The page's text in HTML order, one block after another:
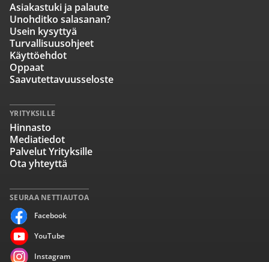
SEURAA NETTIAUTOA
Facebook
YouTube
Instagram
Asiakastuki ja palaute
Unohditko salasanan?
Usein kysyttyä
Turvallisuusohjeet
Käyttöehdot
Oppaat
Saavutettavuusseloste
YRITYKSILLE
Hinnasto
Mediatiedot
Palvelut Yrityksille
Ota yhteyttä